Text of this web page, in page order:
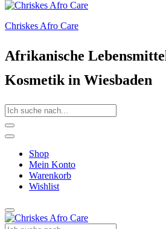
Chriskes Afro Care
Afrikanische
Kosmetik in Wiesbaden
Shop
Mein Konto
Warenkorb
Wishlist